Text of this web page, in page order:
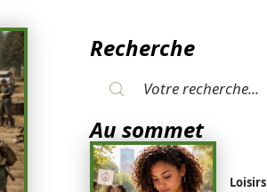
Recherche
Au sommet
Loisirs